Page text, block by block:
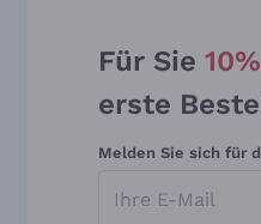
Für Sie
erste
Melden Sie sich für